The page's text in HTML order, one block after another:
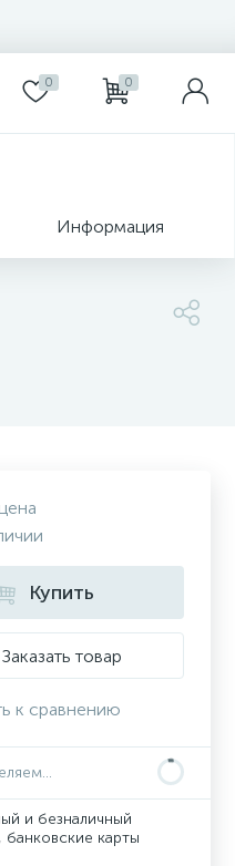
0 0
Информация
Купить
Заказать товар
к сравнению
и безналичный
банковские карты